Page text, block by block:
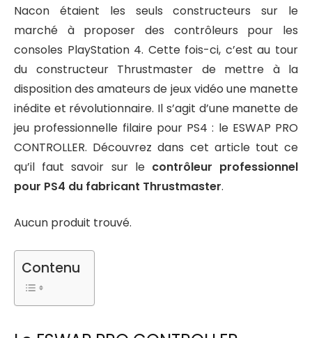
Nacon étaient les seuls constructeurs sur le
marché à proposer des contrôleurs pour les
consoles PlayStation 4. Cette fois-ci, c’est au tour
du constructeur Thrustmaster de mettre à la
disposition des amateurs de jeux vidéo une manette
inédite et révolutionnaire. Il s’agit d’une manette de
jeu professionnelle filaire pour PS4 : le ESWAP PRO
CONTROLLER. Découvrez dans cet article tout ce
qu’il faut savoir sur le contrôleur professionnel
pour PS4 du fabricant Thrustmaster.
Aucun produit trouvé.
Contenu